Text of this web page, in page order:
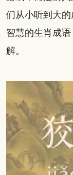
们从小听到大
智慧的生肖成
解。